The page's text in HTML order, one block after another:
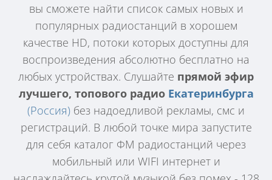
вы сможете найти список самых новых и
популярных радиостанций в хорошем
качестве HD, потоки которых доступны для
воспроизведения абсолютно бесплатно на
любых устройствах. Слушайте прямой эфир
лучшего, топового радио Екатеринбурга
(Россия) без надоедливой рекламы, смс и
регистраций. В любой точке мира запустите
для себя каталог ФМ радиостанций через
мобильный или WIFI интернет и